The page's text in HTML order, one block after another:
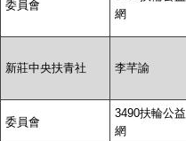
委員會
網
新莊中央扶青社 李芊諭
委員會
3490扶輪公益
網